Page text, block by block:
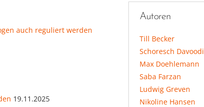
auch reguliert werden
19.11.2025
Autoren
Till Becker
Schoresch Davoodi
Max Doehlemann
Saba Farzan
Ludwig Greven
Nikoline Hansen